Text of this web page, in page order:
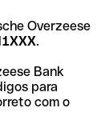
Overzeese
.
Bank
para
com o